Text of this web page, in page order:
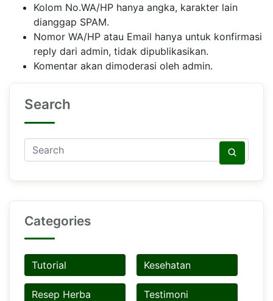
Kolom No.WA/HP hanya angka, karakter lain
dianggap SPAM.
Nomor WA/HP atau Email hanya untuk konfirmasi
reply dari admin, tidak dipublikasikan.
Komentar akan dimoderasi oleh admin.
Search
Categories
Tutorial Kesehatan
Resep Herba Testimoni